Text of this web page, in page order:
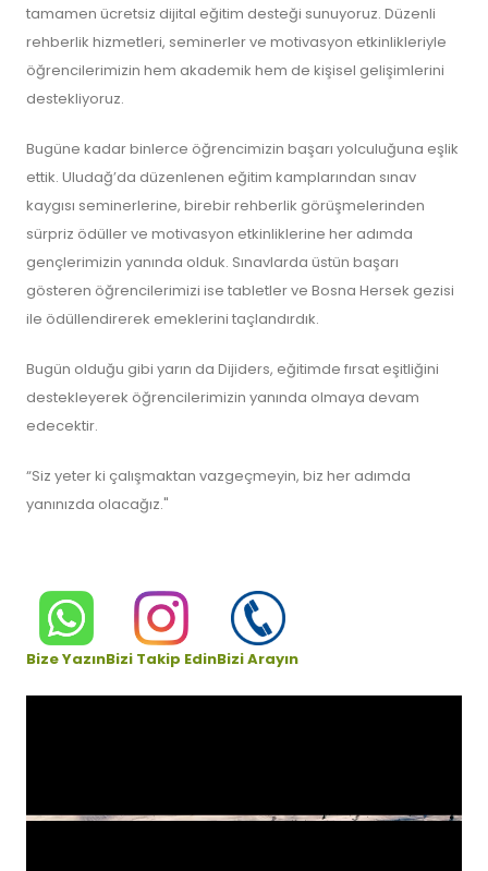
tamamen ücretsiz dijital eğitim desteği sunuyoruz. Düzenli
rehberlik hizmetleri, seminerler ve motivasyon etkinlikleriyle
öğrencilerimizin hem akademik hem de kişisel gelişimlerini
destekliyoruz.
Bugüne kadar binlerce öğrencimizin başarı yolculuğuna eşlik
ettik. Uludağ’da düzenlenen eğitim kamplarından sınav
kaygısı seminerlerine, birebir rehberlik görüşmelerinden
sürpriz ödüller ve motivasyon etkinliklerine her adımda
gençlerimizin yanında olduk. Sınavlarda üstün başarı
gösteren öğrencilerimizi ise tabletler ve Bosna Hersek gezisi
ile ödüllendirerek emeklerini taçlandırdık.
Bugün olduğu gibi yarın da Dijiders, eğitimde fırsat eşitliğini
destekleyerek öğrencilerimizin yanında olmaya devam
edecektir.
“Siz yeter ki çalışmaktan vazgeçmeyin, biz her adımda
yanınızda olacağız."
Bize YazınBizi Takip EdinBizi Arayın